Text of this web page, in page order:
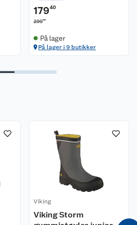
17940
29900
På lager
På lager i 9 butikker
Viking
Viking Storm